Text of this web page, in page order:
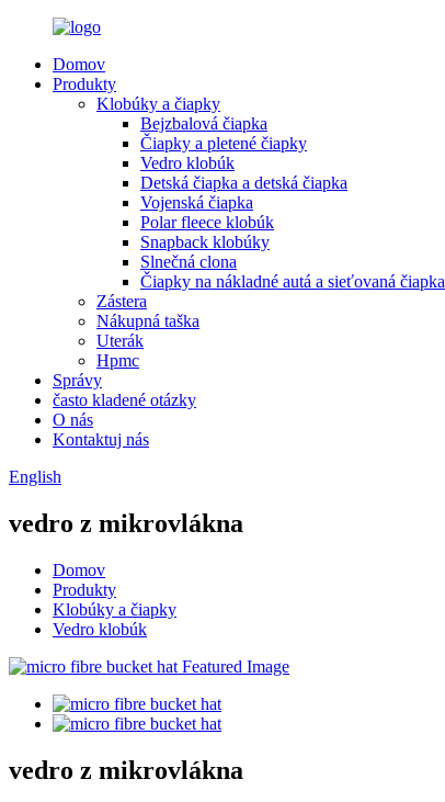
Domov
Produkty
Klobúky a čiapky
Bejzbalová čiapka
Čiapky a pletené čiapky
Vedro klobúk
Detská čiapka a detská čiapka
Vojenská čiapka
Polar fleece klobúk
Snapback klobúky
Slnečná clona
Čiapky na nákladné autá a sieťovaná čiapka
Zástera
Nákupná taška
Uterák
Hpmc
Správy
často kladené otázky
O nás
Kontaktuj nás
English
vedro z mikrovlákna
Domov
Produkty
Klobúky a čiapky
Vedro klobúk
vedro z mikrovlákna